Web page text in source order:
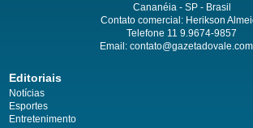
Cananéia - SP - Brasil
Contato comercial: Herikson
Telefone 11 9.9674-9857
Email:
Editoriais
Notícias
Esportes
Entretenimento